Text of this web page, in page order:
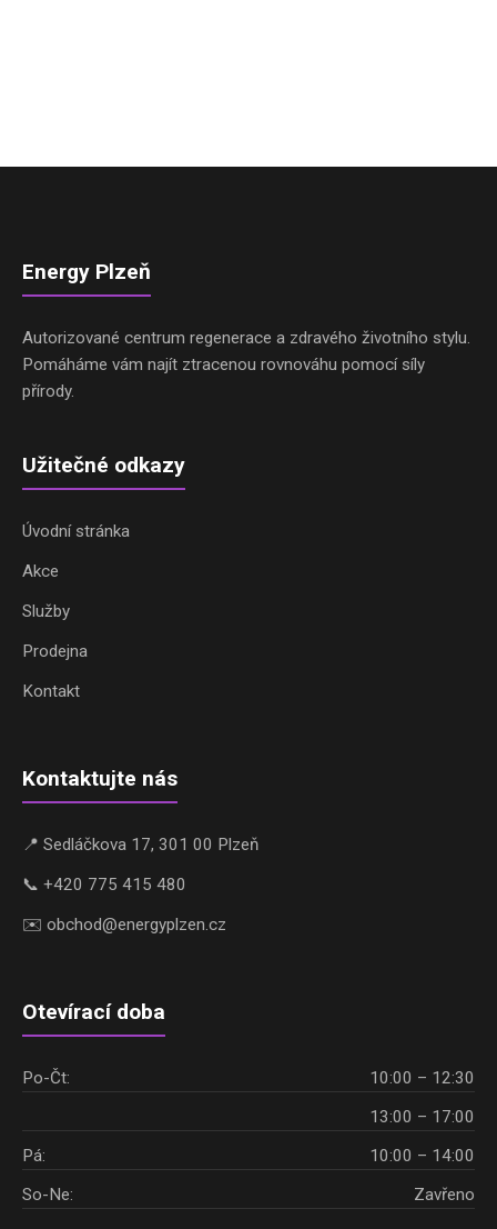
Energy Plzeň
Autorizované centrum regenerace a zdravého životního stylu.
Pomáháme vám najít ztracenou rovnováhu pomocí síly
přírody.
Užitečné odkazy
Úvodní stránka
Akce
Služby
Prodejna
Kontakt
Kontaktujte nás
📍 Sedláčkova 17, 301 00 Plzeň
📞 +420 775 415 480
✉️ obchod@energyplzen.cz
Otevírací doba
Po-Čt:
10:00 – 12:30
13:00 – 17:00
Pá:
10:00 – 14:00
So-Ne:
Zavřeno